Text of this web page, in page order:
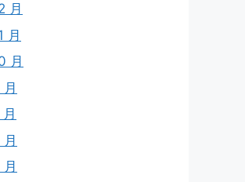
月
月
月